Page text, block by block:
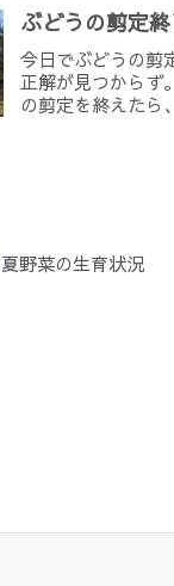
ぶどうの剪定
今日でぶどうの剪
正解が見つからず
の剪定を終えたら
夏野菜の生育状況